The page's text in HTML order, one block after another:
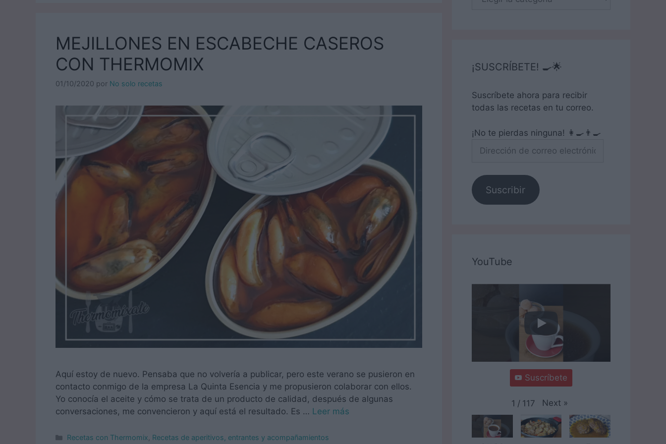
MEJILLONES EN ESCABECHE CASEROS
CON THERMOMIX
01/10/2020 por No solo recetas
Aquí estoy de nuevo. Pensaba que no volvería a publicar, pero este verano se pusieron en
contacto conmigo de la empresa La Quinta Esencia y me propusieron colaborar con ellos.
Yo conocía el aceite y cómo se trata de un producto de calidad, después de algunas
conversaciones, me convencieron y aquí está el resultado. Es … Leer más
Categorías
Recetas con Thermomix Recetas de aperitivos, entrantes y acompañamientos
¡SUSCRÍBETE! 🍳🌟
Suscríbete ahora para recibir
todas las recetas en tu correo.
¡No te pierdas ninguna! 👩‍🍳👨‍🍳
de
electrónico
Suscribir
YouTube
Suscríbete
1 / 117 Next »